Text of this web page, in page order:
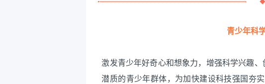
青少年科
激发青少年好奇心和想象力，增强科学兴趣
潜质的青少年群体，为加快建设科技强国夯